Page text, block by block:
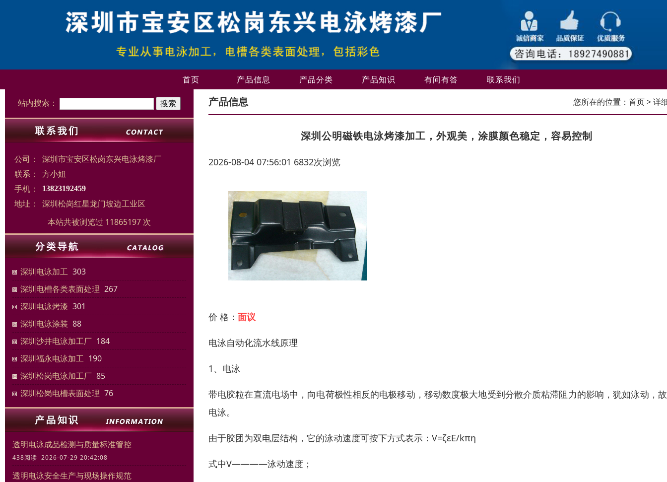
首页 产品信息 产品分类 产品知识 有问有答 联系我们
站内搜索：
公司：
深圳市宝安区松岗东兴电泳烤漆厂
联系：
方小姐
手机：
13823192459
地址：
深圳松岗红星龙门坡边工业区
本站共被浏览过 11865197 次
深圳电泳加工 303
深圳电槽各类表面处理 267
深圳电泳烤漆 301
深圳电泳涂装 88
深圳沙井电泳加工厂 184
深圳福永电泳加工 190
深圳松岗电泳加工厂 85
深圳松岗电槽表面处理 76
透明电泳成品检测与质量标准管控
438阅读 2026-07-29 20:42:08
透明电泳安全生产与现场操作规范
产品信息 您所在的位置： 首页> 详
深圳公明磁铁电泳烤漆加工，外观美，涂膜颜色稳定，容易控制
2026-08-04 07:56:01 6832次浏览
价 格： 面议
电泳自动化流水线原理
1、电泳
带电胶粒在直流电场中，向电荷极性相反的电极移动，移动数度极大地受到分散介质粘滞阻力的影响，犹如泳动，
电泳。
由于胶团为双电层结构，它的泳动速度可按下方式表示：V=ζεE/kπη
式中V————泳动速度；